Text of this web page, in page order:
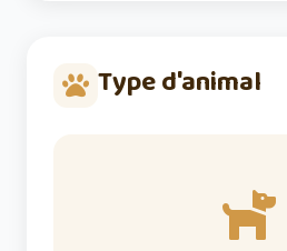
Type d'animal